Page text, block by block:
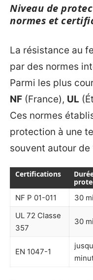
Niveau de
normes et
La résistance au
par des normes
Parmi les plus
NF (France), UL
Ces normes
protection à une
souvent autour de
Certifications
NF P 01-011 30
UL 72 Classe
357
30
EN 1047-1